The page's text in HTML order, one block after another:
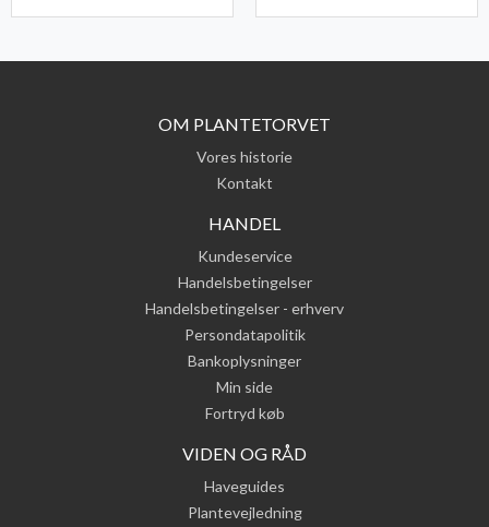
OM PLANTETORVET
Vores historie
Kontakt
HANDEL
Kundeservice
Handelsbetingelser
Handelsbetingelser - erhverv
Persondatapolitik
Bankoplysninger
Min side
Fortryd køb
VIDEN OG RÅD
Haveguides
Plantevejledning